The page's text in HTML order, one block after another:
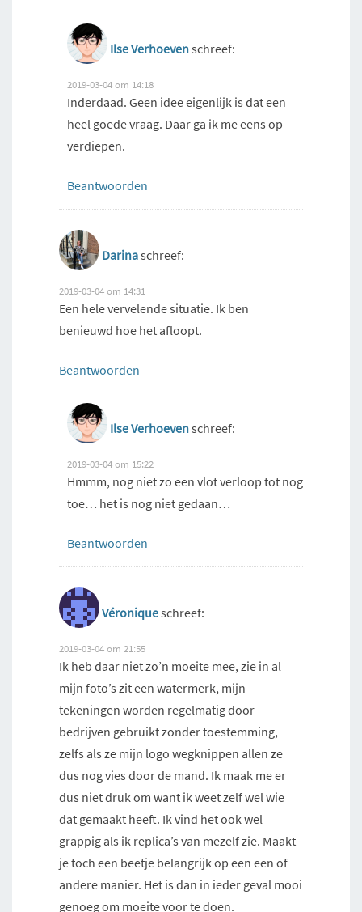
Ilse Verhoevenschreef:
2019-03-04 om 14:18
Inderdaad. Geen idee eigenlijk is dat een
heel goede vraag. Daar ga ik me eens op
verdiepen.
Beantwoorden
Darinaschreef:
2019-03-04 om 14:31
Een hele vervelende situatie. Ik ben
benieuwd hoe het afloopt.
Beantwoorden
Ilse Verhoevenschreef:
2019-03-04 om 15:22
Hmmm, nog niet zo een vlot verloop tot nog
toe… het is nog niet gedaan…
Beantwoorden
Véroniqueschreef:
2019-03-04 om 21:55
Ik heb daar niet zo’n moeite mee, zie in al
mijn foto’s zit een watermerk, mijn
tekeningen worden regelmatig door
bedrijven gebruikt zonder toestemming,
zelfs als ze mijn logo wegknippen allen ze
dus nog vies door de mand. Ik maak me er
dus niet druk om want ik weet zelf wel wie
dat gemaakt heeft. Ik vind het ook wel
grappig als ik replica’s van mezelf zie. Maakt
je toch een beetje belangrijk op een een of
andere manier. Het is dan in ieder geval mooi
genoeg om moeite voor te doen.